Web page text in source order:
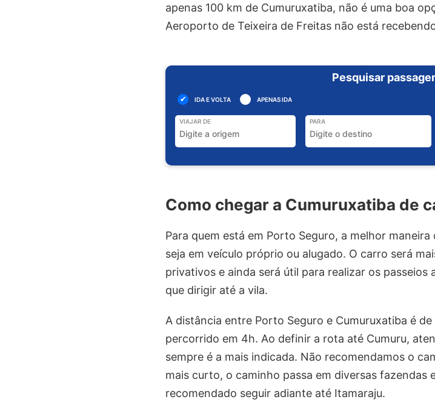
apenas 100 km de Cumuruxatiba, não é uma boa
Aeroporto de Teixeira de Freitas não está
Pesquisar
IDA E VOLTA APENAS IDA
VIAJAR DE PARA
Como chegar a Cumuruxatiba de
Para quem está em Porto Seguro, a melhor
seja em veículo próprio ou alugado. O carro será
privativos e ainda será útil para realizar os
que dirigir até a vila.
A distância entre Porto Seguro e Cumuruxatiba é
percorrido em 4h. Ao definir a rota até Cumuru,
sempre é a mais indicada. Não recomendamos o
mais curto, o caminho passa em diversas fazendas
recomendado seguir adiante até Itamaraju.